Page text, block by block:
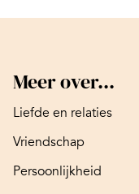
Meer over...
Liefde en relaties
Vriendschap
Persoonlijkheid